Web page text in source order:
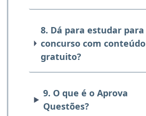
8. Dá para estudar para
concurso com conteúdo
gratuito?
9. O que é o Aprova
Questões?